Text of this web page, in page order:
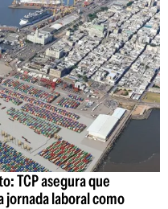
TCP asegura que
jornada laboral como